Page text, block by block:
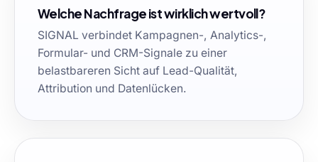
Welche Nachfrage ist wirklich wertvoll?
SIGNAL verbindet Kampagnen-, Analytics-,
Formular- und CRM-Signale zu einer
belastbareren Sicht auf Lead-Qualität,
Attribution und Datenlücken.